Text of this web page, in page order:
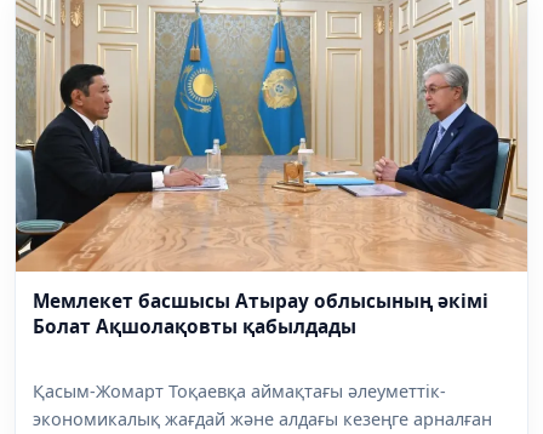
Мемлекет басшысы Атырау облысының әкімі
Болат Ақшолақовты қабылдады
Қасым-Жомарт Тоқаевқа аймақтағы әлеуметтік-
экономикалық жағдай және алдағы кезеңге арналған